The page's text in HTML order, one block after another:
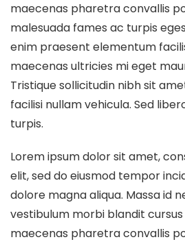
maecenas pharetra convallis
malesuada fames ac turpis
enim praesent elementum
maecenas ultricies mi eget
Tristique sollicitudin nibh sit
facilisi nullam vehicula. Sed
turpis.
Lorem ipsum dolor sit amet,
elit, sed do eiusmod tempor
dolore magna aliqua. Massa id
vestibulum morbi blandit cursus
maecenas pharetra convallis